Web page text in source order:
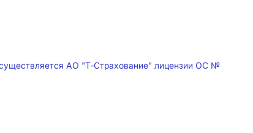
АО "Т-Страхование" лицензии ОС №